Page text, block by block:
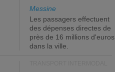
Messine
Les passagers effectuent
des dépenses directes de
près de 16 millions d'euros
dans la ville.